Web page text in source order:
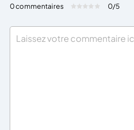
0 commentaires Évaluez cet article:
0/5